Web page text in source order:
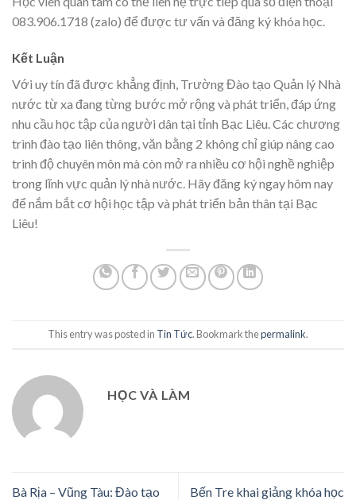
083.906.1718 (zalo) để được tư vấn và đăng ký khóa học.
Kết Luận
Với uy tín đã được khẳng định, Trường Đào tạo Quản lý Nhà
nước từ xa đang từng bước mở rộng và phát triển, đáp ứng
nhu cầu học tập của người dân tại tỉnh Bạc Liêu. Các chương
trình đào tạo liên thông, văn bằng 2 không chỉ giúp nâng cao
trình độ chuyên môn mà còn mở ra nhiều cơ hội nghề nghiệp
trong lĩnh vực quản lý nhà nước. Hãy đăng ký ngay hôm nay
để nắm bắt cơ hội học tập và phát triển bản thân tại Bạc
Liêu!
This entry was posted in Tin Tức. Bookmark thepermalink.
HỌC VÀ LÀM
Bà Rịa – Vũng Tàu: Đào tạo
Bến Tre khai giảng khóa học